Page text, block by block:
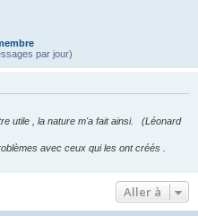
par jour)
utile , la nature m'a fait ainsi. (Léonard
avec ceux qui les ont créés .
Aller à